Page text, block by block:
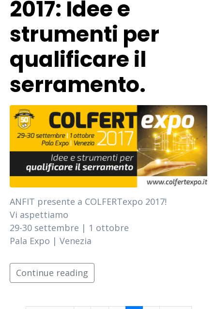
2017: Idee e
strumenti per
qualificare il
serramento.
ANFIT presente a COLFERTexpo 2017!
Vi aspettiamo
29-30 settembre | 1 ottobre
Pala Expo | Venezia
Continue reading